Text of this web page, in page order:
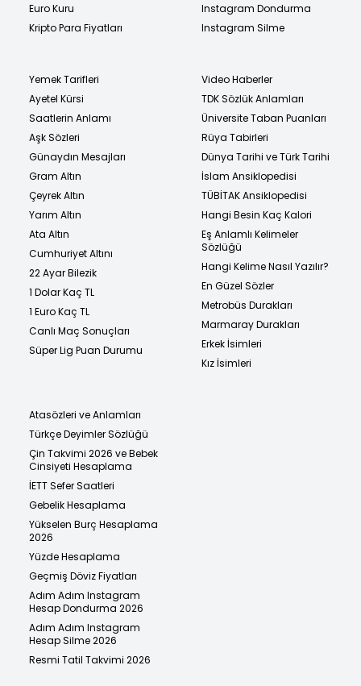
Euro Kuru
Kripto Para Fiyatları
Instagram Dondurma
Instagram Silme
Yemek Tarifleri
Ayetel Kürsi
Saatlerin Anlamı
Aşk Sözleri
Günaydın Mesajları
Gram Altın
Çeyrek Altın
Yarım Altın
Ata Altın
Cumhuriyet Altını
22 Ayar Bilezik
1 Dolar Kaç TL
1 Euro Kaç TL
Canlı Maç Sonuçları
Süper Lig Puan Durumu
Video Haberler
TDK Sözlük Anlamları
Üniversite Taban Puanları
Rüya Tabirleri
Dünya Tarihi ve Türk Tarihi
İslam Ansiklopedisi
TÜBİTAK Ansiklopedisi
Hangi Besin Kaç Kalori
Eş Anlamlı Kelimeler
Sözlüğü
Hangi Kelime Nasıl Yazılır?
En Güzel Sözler
Metrobüs Durakları
Marmaray Durakları
Erkek İsimleri
Kız İsimleri
Atasözleri ve Anlamları
Türkçe Deyimler Sözlüğü
Çin Takvimi 2026 ve Bebek
Cinsiyeti Hesaplama
İETT Sefer Saatleri
Gebelik Hesaplama
Yükselen Burç Hesaplama
2026
Yüzde Hesaplama
Geçmiş Döviz Fiyatları
Adım Adım Instagram
Hesap Dondurma 2026
Adım Adım Instagram
Hesap Silme 2026
Resmi Tatil Takvimi 2026